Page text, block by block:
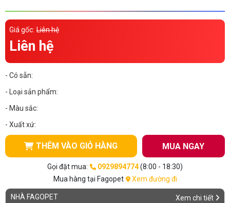
spa cho thú cưng
CHÍNH SÁCH
Chính sách mua hàng
Chính sách bảo hành
Chính sách đổi trả
Giá gốc: Liên hệ
Liên hệ
- Có sẵn:
- Loại sản phẩm:
- Màu sắc:
- Xuất xứ:
THÊM VÀO GIỎ HÀNG MUA NGAY
Gọi đặt mua: 0929894774(8:00 - 18:30)
Mua hàng tại Fagopet
Xem đường đi
NHÀ FAGOPET Xem chi tiết